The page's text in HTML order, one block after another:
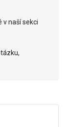
v naší sekci